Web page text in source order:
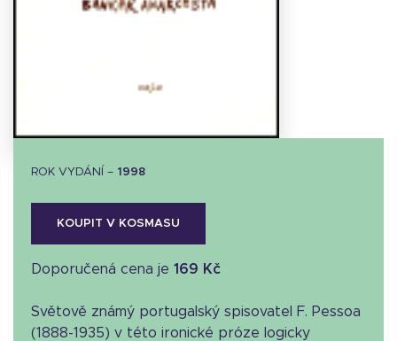
ROK VYDÁNÍ – 1998
KOUPIT V KOSMASU
Doporučená cena je 169 Kč
Světově známý portugalský spisovatel F. Pessoa
(1888-1935) v této ironické próze logicky